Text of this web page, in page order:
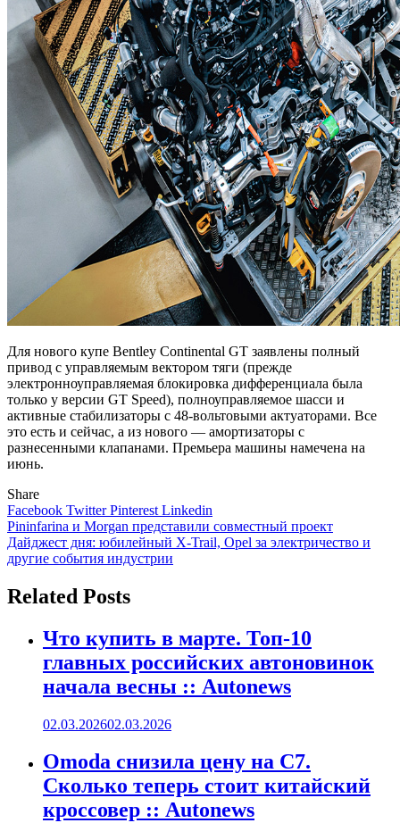
Для нового купе Bentley Continental GT заявлены полный
привод с управляемым вектором тяги (прежде
электронноуправляемая блокировка дифференциала была
только у версии GT Speed), полноуправляемое шасси и
активные стабилизаторы с 48-вольтовыми актуаторами. Все
это есть и сейчас, а из нового — амортизаторы с
разнесенными клапанами. Премьера машины намечена на
июнь.
Share
Facebook TwitterPinterest Linkedin
Навигация
по
Pininfarina и Morgan представили совместный проект
Дайджест дня: юбилейный X-Trail, Opel за электричество и
другие события индустрии
Related Posts
Что купить в марте. Топ-10
главных российских автоновинок
начала весны :: Autonews
02.03.202602.03.2026
Omoda снизила цену на C7.
Сколько теперь стоит китайский
кроссовер :: Autonews